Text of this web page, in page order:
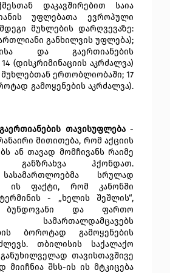
დაკავშირებით საია
უფლებათა ევროპული
მუხლების დარღვევაზე:
განხილვის უფლება);
და გაერთიანების
(დისკრიმინაციის აკრძალვა)
მუხლებთან ერთობლიობაში; 17
გამოყენების აკრძალვა).
თავისუფლება -
მითითება, რომ აქციის
ან თავად მომჩივანს რაიმე
განზრახვა ჰქონდათ.
სრულად
ის ფაქტი, რომ კანონში
- „ხელის შეშლის“,
ბუნდოვანი და ფართო
სამართალდამცავებს
ბოროტად გამოყენების
თბილისის საქალაქო
თავისთავშივე
მიიჩნია შსს-ის ის მტკიცება